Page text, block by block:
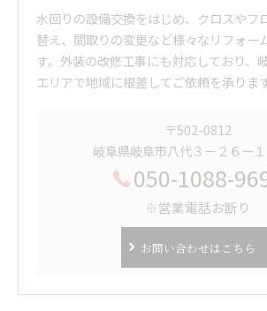
水回りの設備交換をはじめ、クロスやフ
替え、間取りの変更など様々なリフォー
す。外装の改修工事にも対応しており、
エリアで地域に根差してご依頼を承ります
〒502-0812
岐阜県岐阜市八代３－２６ー１
050-1088-
※営業電話お断り
お問い合わせはこちら